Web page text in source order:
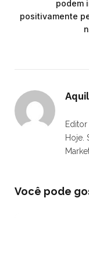
podem
positivamente
Hoje.
Você pode